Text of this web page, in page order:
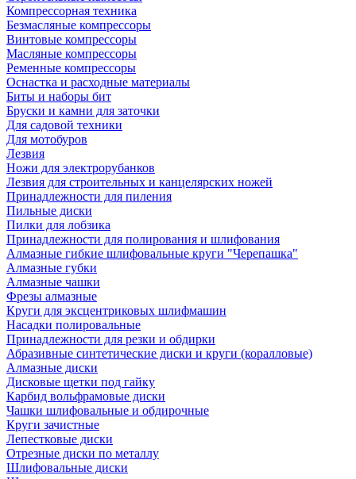
Компрессорная техника
Безмасляные компрессоры
Винтовые компрессоры
Масляные компрессоры
Ременные компрессоры
Оснастка и расходные материалы
Биты и наборы бит
Бруски и камни для заточки
Для садовой техники
Для мотобуров
Лезвия
Ножи для электрорубанков
Лезвия для строительных и канцелярских ножей
Принадлежности для пиления
Пильные диски
Пилки для лобзика
Принадлежности для полирования и шлифования
Алмазные гибкие шлифовальные круги "Черепашка"
Алмазные губки
Алмазные чашки
Фрезы алмазные
Круги для эксцентриковых шлифмашин
Насадки полировальные
Принадлежности для резки и обдирки
Абразивные синтетические диски и круги (коралловые)
Алмазные диски
Дисковые щетки под гайку
Карбид вольфрамовые диски
Чашки шлифовальные и обдирочные
Круги зачистные
Лепестковые диски
Отрезные диски по металлу
Шлифовальные диски